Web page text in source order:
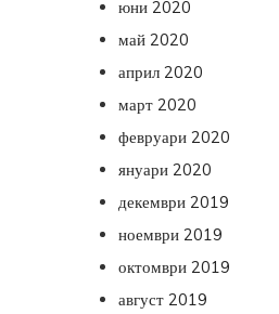
юни 2020
май 2020
април 2020
март 2020
февруари 2020
януари 2020
декември 2019
ноември 2019
октомври 2019
август 2019